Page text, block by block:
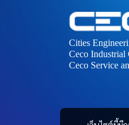
Cities
Ceco Industrial
Ceco Service